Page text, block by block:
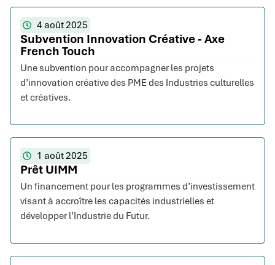
4 août 2025
Subvention Innovation Créative - Axe
French Touch
Une subvention pour accompagner les projets
d’innovation créative des PME des Industries culturelles
et créatives.
1 août 2025
Prêt UIMM
Un financement pour les programmes d’investissement
visant à accroître les capacités industrielles et
développer l’Industrie du Futur.